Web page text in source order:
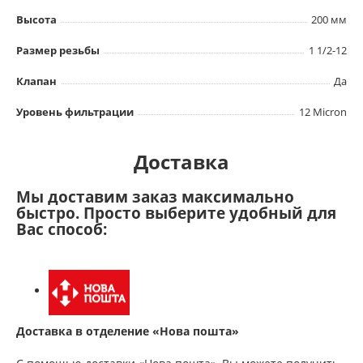
Высота 200 мм
Размер резьбы 1 1/2-12
Клапан Да
Уровень фильтрации 12 Micron
Доставка
Мы доставим заказ максимально
быстро. Просто выберите удобный для
Вас способ:
Доставка в отделение «Нова пошта»